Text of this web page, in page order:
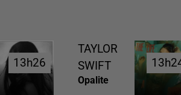
13h26
13h26
TAYLOR
SWIFT
Opalite